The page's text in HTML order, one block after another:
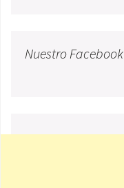
Nuestro Facebook